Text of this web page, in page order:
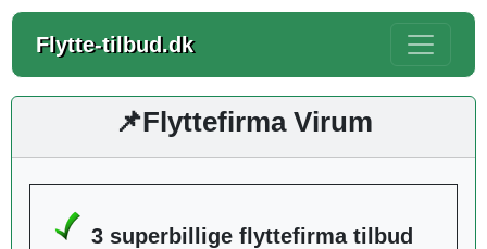
Flytte-tilbud.dk
📌Flyttefirma Virum
3 superbillige flyttefirma tilbud